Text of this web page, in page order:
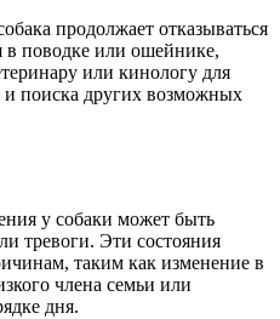
продолжает отказываться
в поводке или ошейнике,
или кинологу для
и поиска других возможных
у собаки может быть
тревоги. Эти состояния
таким как изменение в
члена семьи или
дня.